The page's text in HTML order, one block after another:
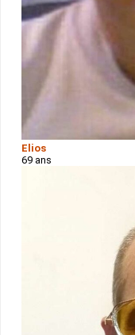
Elios
69 ans